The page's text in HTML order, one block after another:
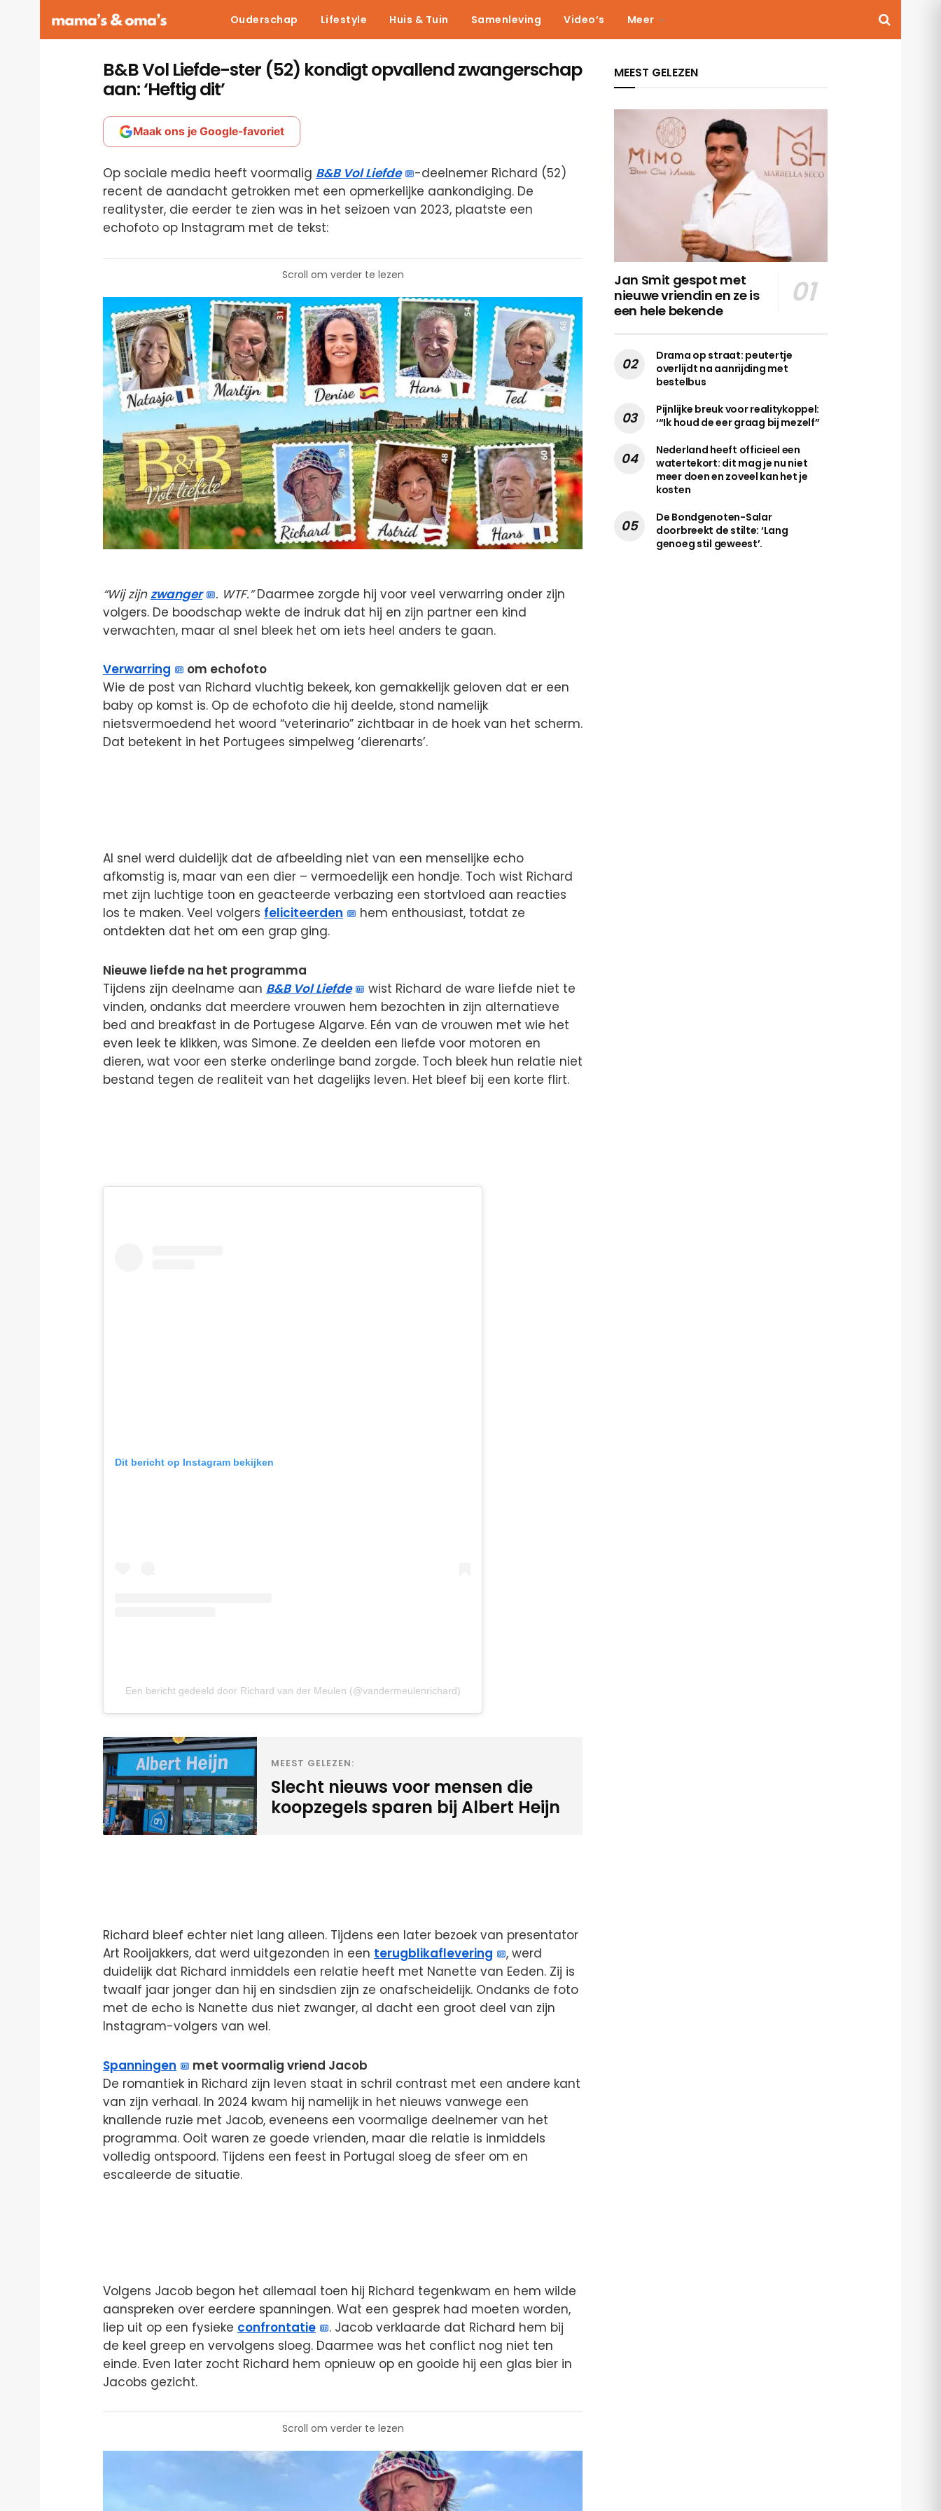
Ouderschap Lifestyle Huis & Tuin Samenleving Video’s Meer
B&B Vol Liefde-ster (52) kondigt opvallend zwangerschap
aan: ‘Heftig dit’
Maak ons je Google-favoriet
Op sociale media heeft voormalig B&B Vol Liefde
-deelnemer Richard (52)
recent de aandacht getrokken met een opmerkelijke aankondiging. De
realityster, die eerder te zien was in het seizoen van 2023, plaatste een
echofoto op Instagram met de tekst:
Scroll om verder te lezen
“Wij zijnzwanger . WTF.”Daarmee zorgde hij voor veel verwarring onder zijn
volgers. De boodschap wekte de indruk dat hij en zijn partner een kind
verwachten, maar al snel bleek het om iets heel anders te gaan.
Verwarring
om echofoto
Wie de post van Richard vluchtig bekeek, kon gemakkelijk geloven dat er een
baby op komst is. Op de echofoto die hij deelde, stond namelijk
nietsvermoedend het woord “veterinario” zichtbaar in de hoek van het scherm.
Dat betekent in het Portugees simpelweg ‘dierenarts’.
Al snel werd duidelijk dat de afbeelding niet van een menselijke echo
afkomstig is, maar van een dier – vermoedelijk een hondje. Toch wist Richard
met zijn luchtige toon en geacteerde verbazing een stortvloed aan reacties
los te maken. Veel volgers feliciteerden
hem enthousiast, totdat ze
ontdekten dat het om een grap ging.
Nieuwe liefde na het programma
Tijdens zijn deelname aan B&B Vol Liefde
wist Richard de ware liefde niet te
vinden, ondanks dat meerdere vrouwen hem bezochten in zijn alternatieve
bed and breakfast in de Portugese Algarve. Eén van de vrouwen met wie het
even leek te klikken, was Simone. Ze deelden een liefde voor motoren en
dieren, wat voor een sterke onderlinge band zorgde. Toch bleek hun relatie niet
bestand tegen de realiteit van het dagelijks leven. Het bleef bij een korte flirt.
Dit bericht op Instagram bekijken
Een bericht gedeeld door Richard van der Meulen (@vandermeulenrichard)
MEEST GELEZEN:
Slecht nieuws voor mensen die
koopzegels sparen bij Albert Heijn
Richard bleef echter niet lang alleen. Tijdens een later bezoek van presentator
Art Rooijakkers, dat werd uitgezonden in een terugblikaflevering
, werd
duidelijk dat Richard inmiddels een relatie heeft met Nanette van Eeden. Zij is
twaalf jaar jonger dan hij en sindsdien zijn ze onafscheidelijk. Ondanks de foto
met de echo is Nanette dus niet zwanger, al dacht een groot deel van zijn
Instagram-volgers van wel.
Spanningen
met voormalig vriend Jacob
De romantiek in Richard zijn leven staat in schril contrast met een andere kant
van zijn verhaal. In 2024 kwam hij namelijk in het nieuws vanwege een
knallende ruzie met Jacob, eveneens een voormalige deelnemer van het
programma. Ooit waren ze goede vrienden, maar die relatie is inmiddels
volledig ontspoord. Tijdens een feest in Portugal sloeg de sfeer om en
escaleerde de situatie.
Volgens Jacob begon het allemaal toen hij Richard tegenkwam en hem wilde
aanspreken over eerdere spanningen. Wat een gesprek had moeten worden,
liep uit op een fysieke confrontatie
. Jacob verklaarde dat Richard hem bij
de keel greep en vervolgens sloeg. Daarmee was het conflict nog niet ten
einde. Even later zocht Richard hem opnieuw op en gooide hij een glas bier in
Jacobs gezicht.
Scroll om verder te lezen
MEEST GELEZEN
Jan Smit gespot met
nieuwe vriendin en ze is
een hele bekende
Drama op straat: peutertje
overlijdt na aanrijding met
bestelbus
Pijnlijke breuk voor realitykoppel:
‘“Ik houd de eer graag bij mezelf”
Nederland heeft officieel een
watertekort: dit mag je nu niet
meer doen en zoveel kan het je
kosten
De Bondgenoten-Salar
doorbreekt de stilte: ‘Lang
genoeg stil geweest’.